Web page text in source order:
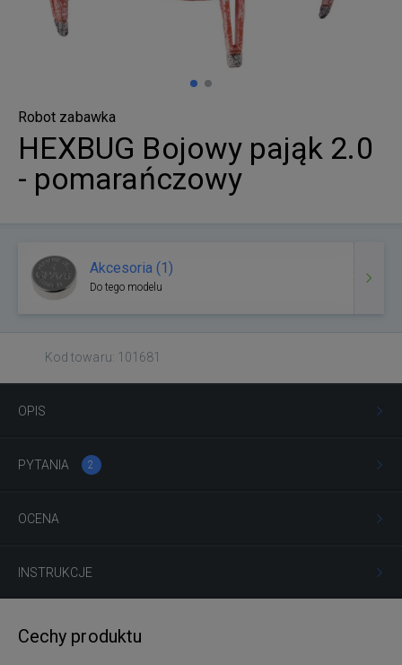
Robot zabawka
HEXBUG Bojowy pająk 2.0
- pomarańczowy
Akcesoria (1)
Do tego modelu
Kod towaru: 101681
OPIS
PYTANIA 2
OCENA
INSTRUKCJE
Cechy produktu